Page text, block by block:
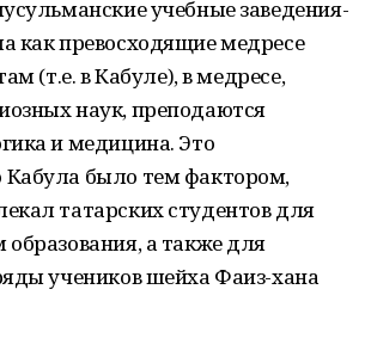
учебные заведения-
как превосходящие медресе
(т.е. в Кабуле), в медресе,
наук, преподаются
и медицина. Это
было тем фактором,
татарских студентов для
а также для
учеников шейха Фаиз-хана